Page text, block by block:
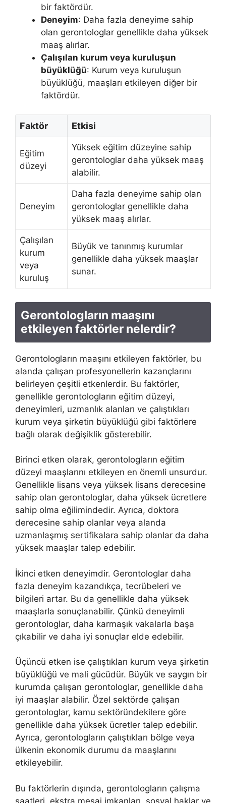
bir faktördür.
Deneyim: Daha fazla deneyime sahip
olan gerontologlar genellikle daha yüksek
maaş alırlar.
Çalışılan kurum veya kuruluşun
büyüklüğü: Kurum veya kuruluşun
büyüklüğü, maaşları etkileyen diğer bir
faktördür.
Faktör Etkisi
Eğitim
düzeyi
Yüksek eğitim düzeyine sahip
gerontologlar daha yüksek maaş
alabilir.
Deneyim
Daha fazla deneyime sahip olan
gerontologlar genellikle daha
yüksek maaş alırlar.
Çalışılan
kurum
veya
kuruluş
Büyük ve tanınmış kurumlar
genellikle daha yüksek maaşlar
sunar.
Gerontologların maaşını
etkileyen faktörler nelerdir?
Gerontologların maaşını etkileyen faktörler, bu
alanda çalışan profesyonellerin kazançlarını
belirleyen çeşitli etkenlerdir. Bu faktörler,
genellikle gerontologların eğitim düzeyi,
deneyimleri, uzmanlık alanları ve çalıştıkları
kurum veya şirketin büyüklüğü gibi faktörlere
bağlı olarak değişiklik gösterebilir.
Birinci etken olarak, gerontologların eğitim
düzeyi maaşlarını etkileyen en önemli unsurdur.
Genellikle lisans veya yüksek lisans derecesine
sahip olan gerontologlar, daha yüksek ücretlere
sahip olma eğilimindedir. Ayrıca, doktora
derecesine sahip olanlar veya alanda
uzmanlaşmış sertifikalara sahip olanlar da daha
yüksek maaşlar talep edebilir.
İkinci etken deneyimdir. Gerontologlar daha
fazla deneyim kazandıkça, tecrübeleri ve
bilgileri artar. Bu da genellikle daha yüksek
maaşlarla sonuçlanabilir. Çünkü deneyimli
gerontologlar, daha karmaşık vakalarla başa
çıkabilir ve daha iyi sonuçlar elde edebilir.
Üçüncü etken ise çalıştıkları kurum veya şirketin
büyüklüğü ve mali gücüdür. Büyük ve saygın bir
kurumda çalışan gerontologlar, genellikle daha
iyi maaşlar alabilir. Özel sektörde çalışan
gerontologlar, kamu sektöründekilere göre
genellikle daha yüksek ücretler talep edebilir.
Ayrıca, gerontologların çalıştıkları bölge veya
ülkenin ekonomik durumu da maaşlarını
etkileyebilir.
Bu faktörlerin dışında, gerontologların çalışma
saatleri, ekstra mesai imkanları, sosyal haklar ve